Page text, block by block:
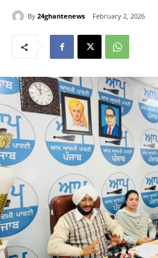
By 24ghantenews February 2, 2026